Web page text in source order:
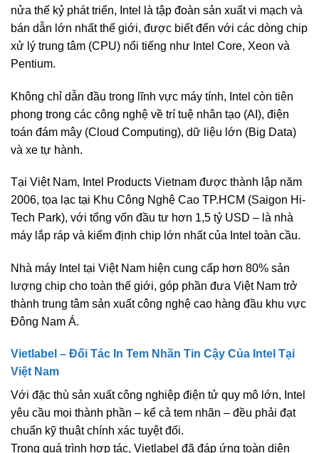
nửa thế kỷ phát triển, Intel là tập đoàn sản xuất vi mạch và
bán dẫn lớn nhất thế giới, được biết đến với các dòng chip
xử lý trung tâm (CPU) nổi tiếng như Intel Core, Xeon và
Pentium.
Không chỉ dẫn đầu trong lĩnh vực máy tính, Intel còn tiên
phong trong các công nghệ về trí tuệ nhân tạo (AI), điện
toán đám mây (Cloud Computing), dữ liệu lớn (Big Data)
và xe tự hành.
Tại Việt Nam, Intel Products Vietnam được thành lập năm
2006, tọa lạc tại Khu Công Nghệ Cao TP.HCM (Saigon Hi-
Tech Park), với tổng vốn đầu tư hơn 1,5 tỷ USD – là nhà
máy lắp ráp và kiểm định chip lớn nhất của Intel toàn cầu.
Nhà máy Intel tại Việt Nam hiện cung cấp hơn 80% sản
lượng chip cho toàn thế giới, góp phần đưa Việt Nam trở
thành trung tâm sản xuất công nghệ cao hàng đầu khu vực
Đông Nam Á.
Vietlabel – Đối Tác In Tem Nhãn Tin Cậy Của Intel Tại
Việt Nam
Với đặc thù sản xuất công nghiệp điện tử quy mô lớn, Intel
yêu cầu mọi thành phần – kể cả tem nhãn – đều phải đạt
chuẩn kỹ thuật chính xác tuyệt đối.
Trong quá trình hợp tác, Vietlabel đã đáp ứng toàn diện